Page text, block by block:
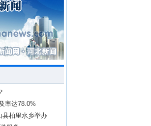
率达78.0%
县柏里水乡举办